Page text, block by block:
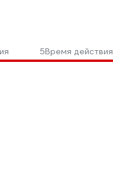
5Время действия